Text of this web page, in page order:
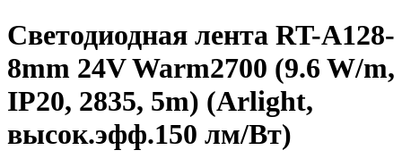
Светодиодная лента RT-A128-
8mm 24V Warm2700 (9.6 W/m,
IP20, 2835, 5m) (Arlight,
высок.эфф.150 лм/Вт)